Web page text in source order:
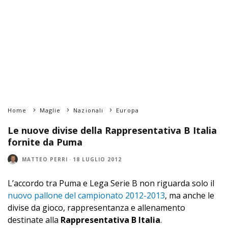
Home Maglie Nazionali Europa
Le nuove divise della Rappresentativa B Italia
fornite da Puma
MATTEO PERRI · 18 LUGLIO 2012
L’accordo tra Puma e Lega Serie B non riguarda solo il
nuovo pallone del campionato 2012-2013, ma anche le
divise da gioco, rappresentanza e allenamento
destinate alla Rappresentativa B Italia.